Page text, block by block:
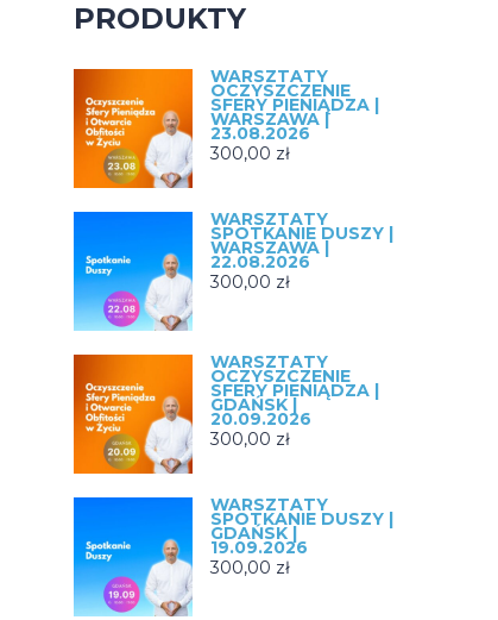
PRODUKTY
WARSZTATY
OCZYSZCZENIE
SFERY PIENIĄDZA |
WARSZAWA |
23.08.2026
300,00 zł
WARSZTATY
SPOTKANIE DUSZY |
WARSZAWA |
22.08.2026
300,00 zł
WARSZTATY
OCZYSZCZENIE
SFERY PIENIĄDZA |
GDAŃSK |
20.09.2026
300,00 zł
WARSZTATY
SPOTKANIE DUSZY |
GDAŃSK |
19.09.2026
300,00 zł